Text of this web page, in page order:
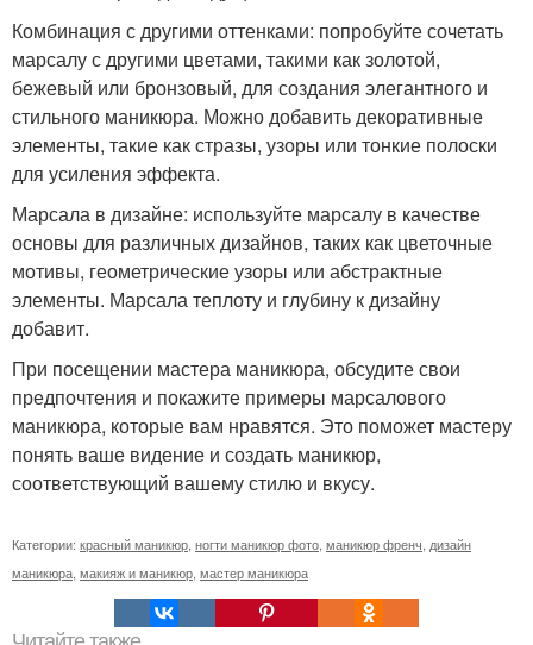
Комбинация с другими оттенками: попробуйте сочетать
марсалу с другими цветами, такими как золотой,
бежевый или бронзовый, для создания элегантного и
стильного маникюра. Можно добавить декоративные
элементы, такие как стразы, узоры или тонкие полоски
для усиления эффекта.
Марсала в дизайне: используйте марсалу в качестве
основы для различных дизайнов, таких как цветочные
мотивы, геометрические узоры или абстрактные
элементы. Марсала теплоту и глубину к дизайну
добавит.
При посещении мастера маникюра, обсудите свои
предпочтения и покажите примеры марсалового
маникюра, которые вам нравятся. Это поможет мастеру
понять ваше видение и создать маникюр,
соответствующий вашему стилю и вкусу.
Категории: красный маникюр ногти маникюр фото маникюр френч дизайн
маникюра макияж и маникюр мастер маникюра